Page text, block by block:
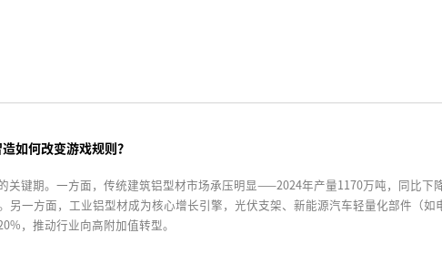
如何改变游戏规则？
关键期。一方面，传统建筑铝型材市场承压明显——2024年产量1170万吨，同比下
另一方面，工业铝型材成为核心增长引擎，光伏支架、新能源汽车轻量化部件（如
，推动行业向高附加值转型。